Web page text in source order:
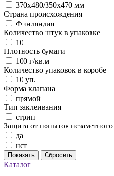
370х480/350х470 мм
Страна происхождения
Финляндия
Количество штук в упаковке
10
Плотность бумаги
100 г/кв.м
Количество упаковок в коробе
10 уп.
Форма клапана
прямой
Тип заклеивания
стрип
Защита от попыток
да
нет
Показать Сбросить
Каталог